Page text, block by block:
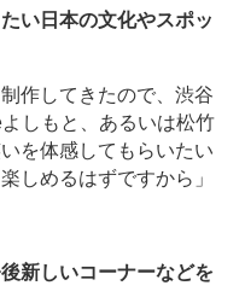
い日本の文化やスポッ
作してきたので、渋谷
しもと、あるいは松竹
を体感してもらいたい
しめるはずですから」
新しいコーナーなどを